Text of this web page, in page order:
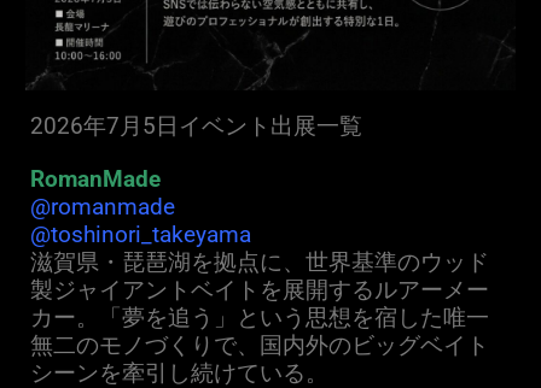
2026年7月5日イベント出展一覧
RomanMade
@romanmade
@toshinori_takeyama
滋賀県・琵琶湖を拠点に、世界基準のウッド
製ジャイアントベイトを展開するルアーメー
カー。「夢を追う」という思想を宿した唯一
無二のモノづくりで、国内外のビッグベイト
シーンを牽引し続けている。